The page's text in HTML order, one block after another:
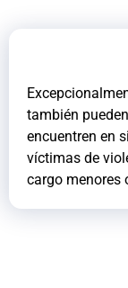
también
encuentren en
víctimas de
cargo menores